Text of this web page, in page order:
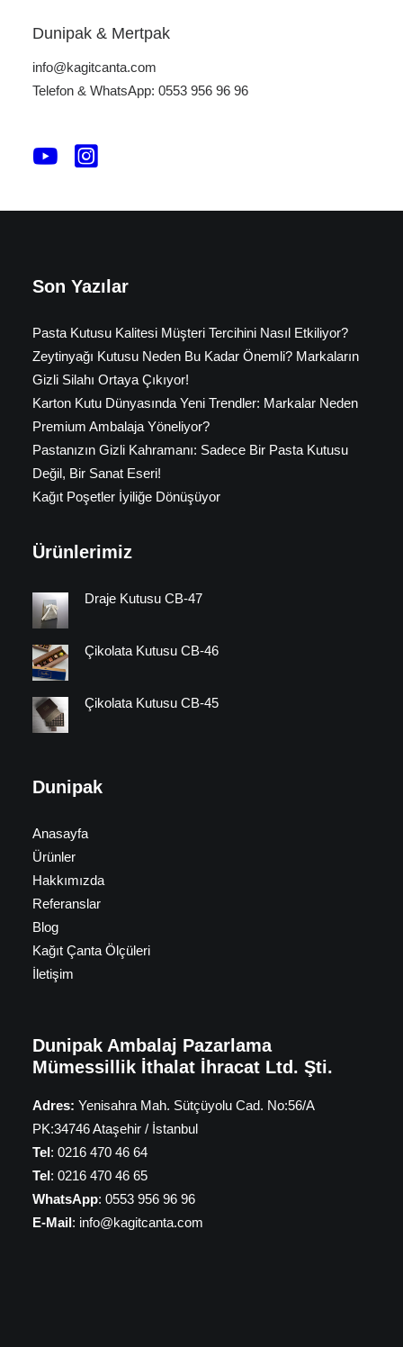
Dunipak & Mertpak
info@kagitcanta.com
Telefon & WhatsApp: 0553 956 96 96
01
Son Yazılar
Pasta Kutusu Kalitesi Müşteri Tercihini Nasıl Etkiliyor?
Zeytinyağı Kutusu Neden Bu Kadar Önemli? Markaların
Gizli Silahı Ortaya Çıkıyor!
Karton Kutu Dünyasında Yeni Trendler: Markalar Neden
Premium Ambalaja Yöneliyor?
Pastanızın Gizli Kahramanı: Sadece Bir Pasta Kutusu
Değil, Bir Sanat Eseri!
Kağıt Poşetler İyiliğe Dönüşüyor
Ürünlerimiz
Draje Kutusu CB-47
Çikolata Kutusu CB-46
Çikolata Kutusu CB-45
Dunipak
Anasayfa
Ürünler
Hakkımızda
Referanslar
Blog
Kağıt Çanta Ölçüleri
İletişim
Dunipak Ambalaj Pazarlama
Mümessillik İthalat İhracat Ltd. Şti.
Adres: Yenisahra Mah. Sütçüyolu Cad. No:56/A
PK:34746 Ataşehir / İstanbul
Tel: 0216 470 46 64
Tel: 0216 470 46 65
WhatsApp: 0553 956 96 96
E-Mail: info@kagitcanta.com